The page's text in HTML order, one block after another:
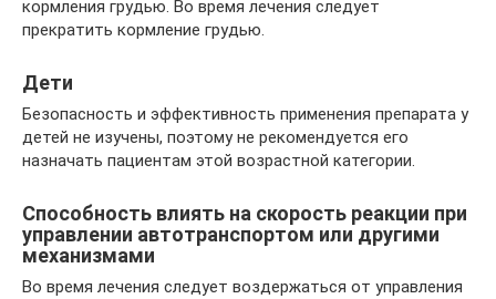
кормления грудью. Во время лечения следует
прекратить кормление грудью.
Дети
Безопасность и эффективность применения препарата у
детей не изучены, поэтому не рекомендуется его
назначать пациентам этой возрастной категории.
Способность влиять на скорость реакции при
управлении автотранспортом или другими
механизмами
Во время лечения следует воздержаться от управления